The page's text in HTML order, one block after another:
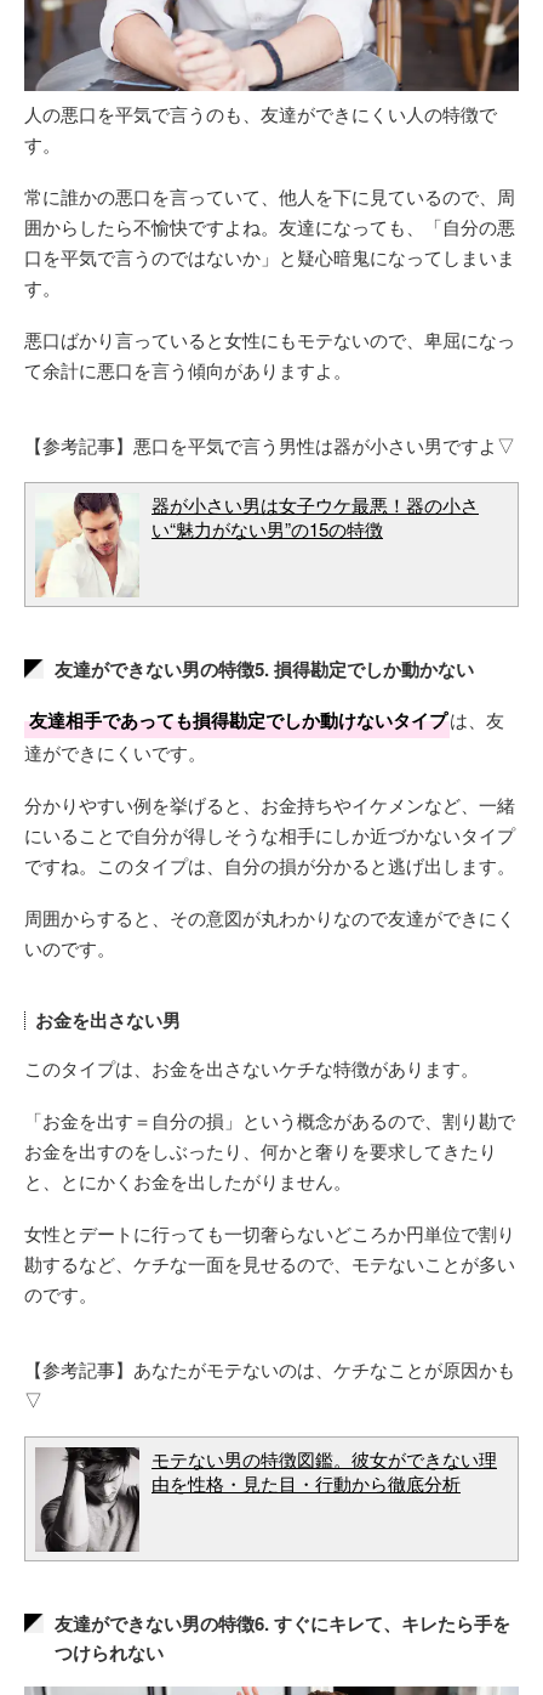
人の悪口を平気で言うのも、友達ができにくい人の特徴で
す。
常に誰かの悪口を言っていて、他人を下に見ているので、周
囲からしたら不愉快ですよね。友達になっても、「自分の悪
口を平気で言うのではないか」と疑心暗鬼になってしまいま
す。
悪口ばかり言っていると女性にもモテないので、卑屈になっ
て余計に悪口を言う傾向がありますよ。
【参考記事】悪口を平気で言う男性は器が小さい男ですよ▽
器が小さい男は女子ウケ最悪！器の小さ
い“魅力がない男”の15の特徴
友達ができない男の特徴5. 損得勘定でしか動かない
友達相手であっても損得勘定でしか動けないタイプは、友
達ができにくいです。
分かりやすい例を挙げると、お金持ちやイケメンなど、一緒
にいることで自分が得しそうな相手にしか近づかないタイプ
ですね。このタイプは、自分の損が分かると逃げ出します。
周囲からすると、その意図が丸わかりなので友達ができにく
いのです。
お金を出さない男
このタイプは、お金を出さないケチな特徴があります。
「お金を出す＝自分の損」という概念があるので、割り勘で
お金を出すのをしぶったり、何かと奢りを要求してきたり
と、とにかくお金を出したがりません。
女性とデートに行っても一切奢らないどころか円単位で割り
勘するなど、ケチな一面を見せるので、モテないことが多い
のです。
【参考記事】あなたがモテないのは、ケチなことが原因かも
▽
モテない男の特徴図鑑。彼女ができない理
由を性格・見た目・行動から徹底分析
友達ができない男の特徴6. すぐにキレて、キレたら手を
つけられない